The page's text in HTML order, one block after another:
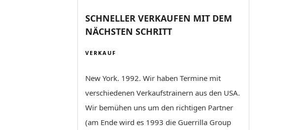
SCHNELLER VERKAUFEN MIT DEM
NÄCHSTEN SCHRITT
VERKAUF
New York. 1992. Wir haben Termine mit
verschiedenen Verkaufstrainern aus den USA.
Wir bemühen uns um den richtigen Partner
(am Ende wird es 1993 die Guerrilla Group